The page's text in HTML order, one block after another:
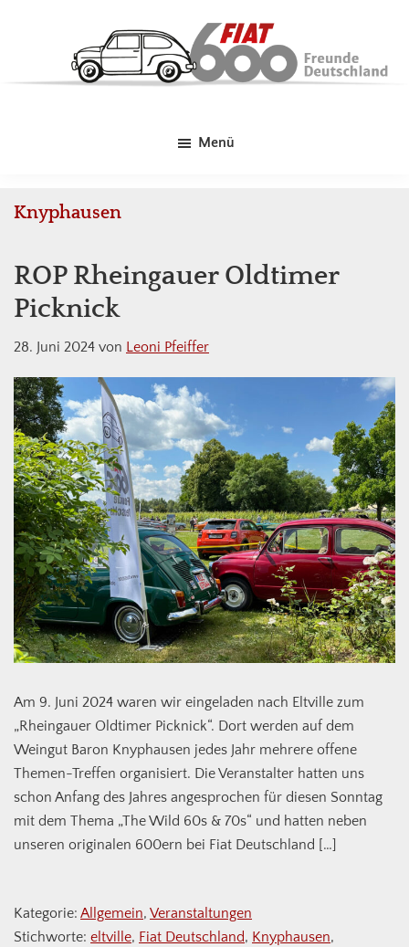
content
Menü
Knyphausen
ROP Rheingauer Oldtimer
Picknick
28. Juni 2024 von Leoni Pfeiffer
Am 9. Juni 2024 waren wir eingeladen nach Eltville zum
„Rheingauer Oldtimer Picknick“. Dort werden auf dem
Weingut Baron Knyphausen jedes Jahr mehrere offene
Themen-Treffen organisiert. Die Veranstalter hatten uns
schon Anfang des Jahres angesprochen für diesen Sonntag
mit dem Thema „The Wild 60s & 70s“ und hatten neben
unseren originalen 600ern bei Fiat Deutschland […]
Kategorie: Allgemein, Veranstaltungen
Stichworte: eltville, Fiat Deutschland, Knyphausen,